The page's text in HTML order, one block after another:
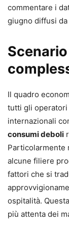
commentare i
giugno diffusi da
Il quadro
tutti gli
internazionali
consumi deboli
Particolarmente
alcune filiere
fattori che si
ospitalità.
più attenta dei